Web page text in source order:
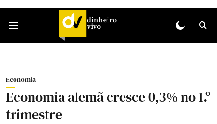
Economia
Economia alemã cresce 0,3% no 1.º
trimestre